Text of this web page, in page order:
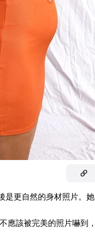
是更自然的身材照片。她
應該被完美的照片嚇到，